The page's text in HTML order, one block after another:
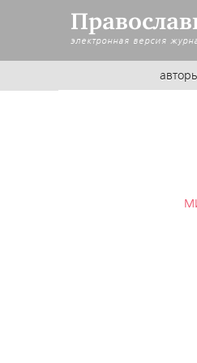
электронная версия